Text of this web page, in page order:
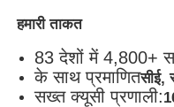
हमारी ताकत
83 देशों में 4,800+
के साथ प्रमाणितसीई,
सख्त क्यूसी प्रणाली: